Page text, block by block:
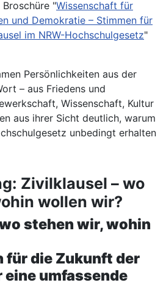
Broschüre "Wissenschaft für
und Demokratie – Stimmen für
im NRW-­Hochschulgesetz"
Persönlichkeiten aus der
– aus Friedens­ und
Wissenschaft, Kultur
aus ihrer Sicht deutlich, warum
unbedingt erhalten
Zivilklausel – wo
wollen wir?
stehen wir, wohin
für die Zukunft der
eine umfassende